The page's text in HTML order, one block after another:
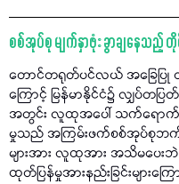
စစ်အုပ်စု မျက်နှာဖုံး ခွာချနေသည့် တို
တောင်တရုတ်ပင်လယ် အခြေပြု
ကြောင့် မြန်မာနိုင်ငံ၌ လျှပ်တပြ
အတွင်း လူထုအပေါ် သက်ရောက်မှု
မှုသည် အကြမ်းဖက်စစ်အုပ်စုဘ
များအား လူထုအား အသိမပေး
ထုတ်ပြန်မှုအားနည်းခြင်းများကြ